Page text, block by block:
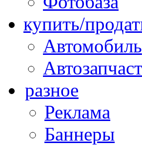
купить/
Автомобиль
разное
Реклама
Баннеры